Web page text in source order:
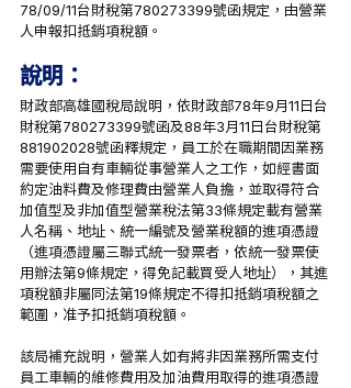
78/09/11台財稅第780273399號函規定，由營業
人申報扣抵銷項稅額。
說明：
財政部高雄國稅局說明，依財政部78年9月11日台
財稅第780273399號函及88年3月11日台財稅第
881902028號函釋規定，員工於在職期間因業務
需要使用自有車輛從事營業人之工作，如經書面
約定油料費及修理費由營業人負擔，並取得符合
加值型及非加值型營業稅法第33條規定載有營業
人名稱、地址、統一編號及營業稅額的進項憑證
（進項憑證屬三聯式統一發票者，依統一發票使
用辦法第9條規定，得免記載買受人地址），其進
項稅額非屬同法第19條規定不得扣抵銷項稅額之
範圍，准予扣抵銷項稅額。
該局補充說明，營業人如有將非因業務所需支付
員工車輛的維修費用及加油費用取得的進項憑證